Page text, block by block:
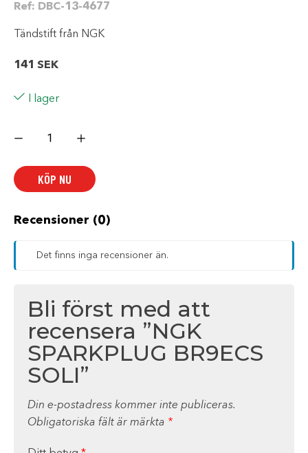
Ref: DBC-13-4677
Tändstift från NGK
141 SEK
I lager
SPARKPLUG
mängd
KÖP NU
Recensioner (0)
Det finns inga recensioner än.
Bli först med att
recensera ”NGK
SPARKPLUG BR9ECS
SOLI”
Din e-postadress kommer inte publiceras.
Obligatoriska fält är märkta *